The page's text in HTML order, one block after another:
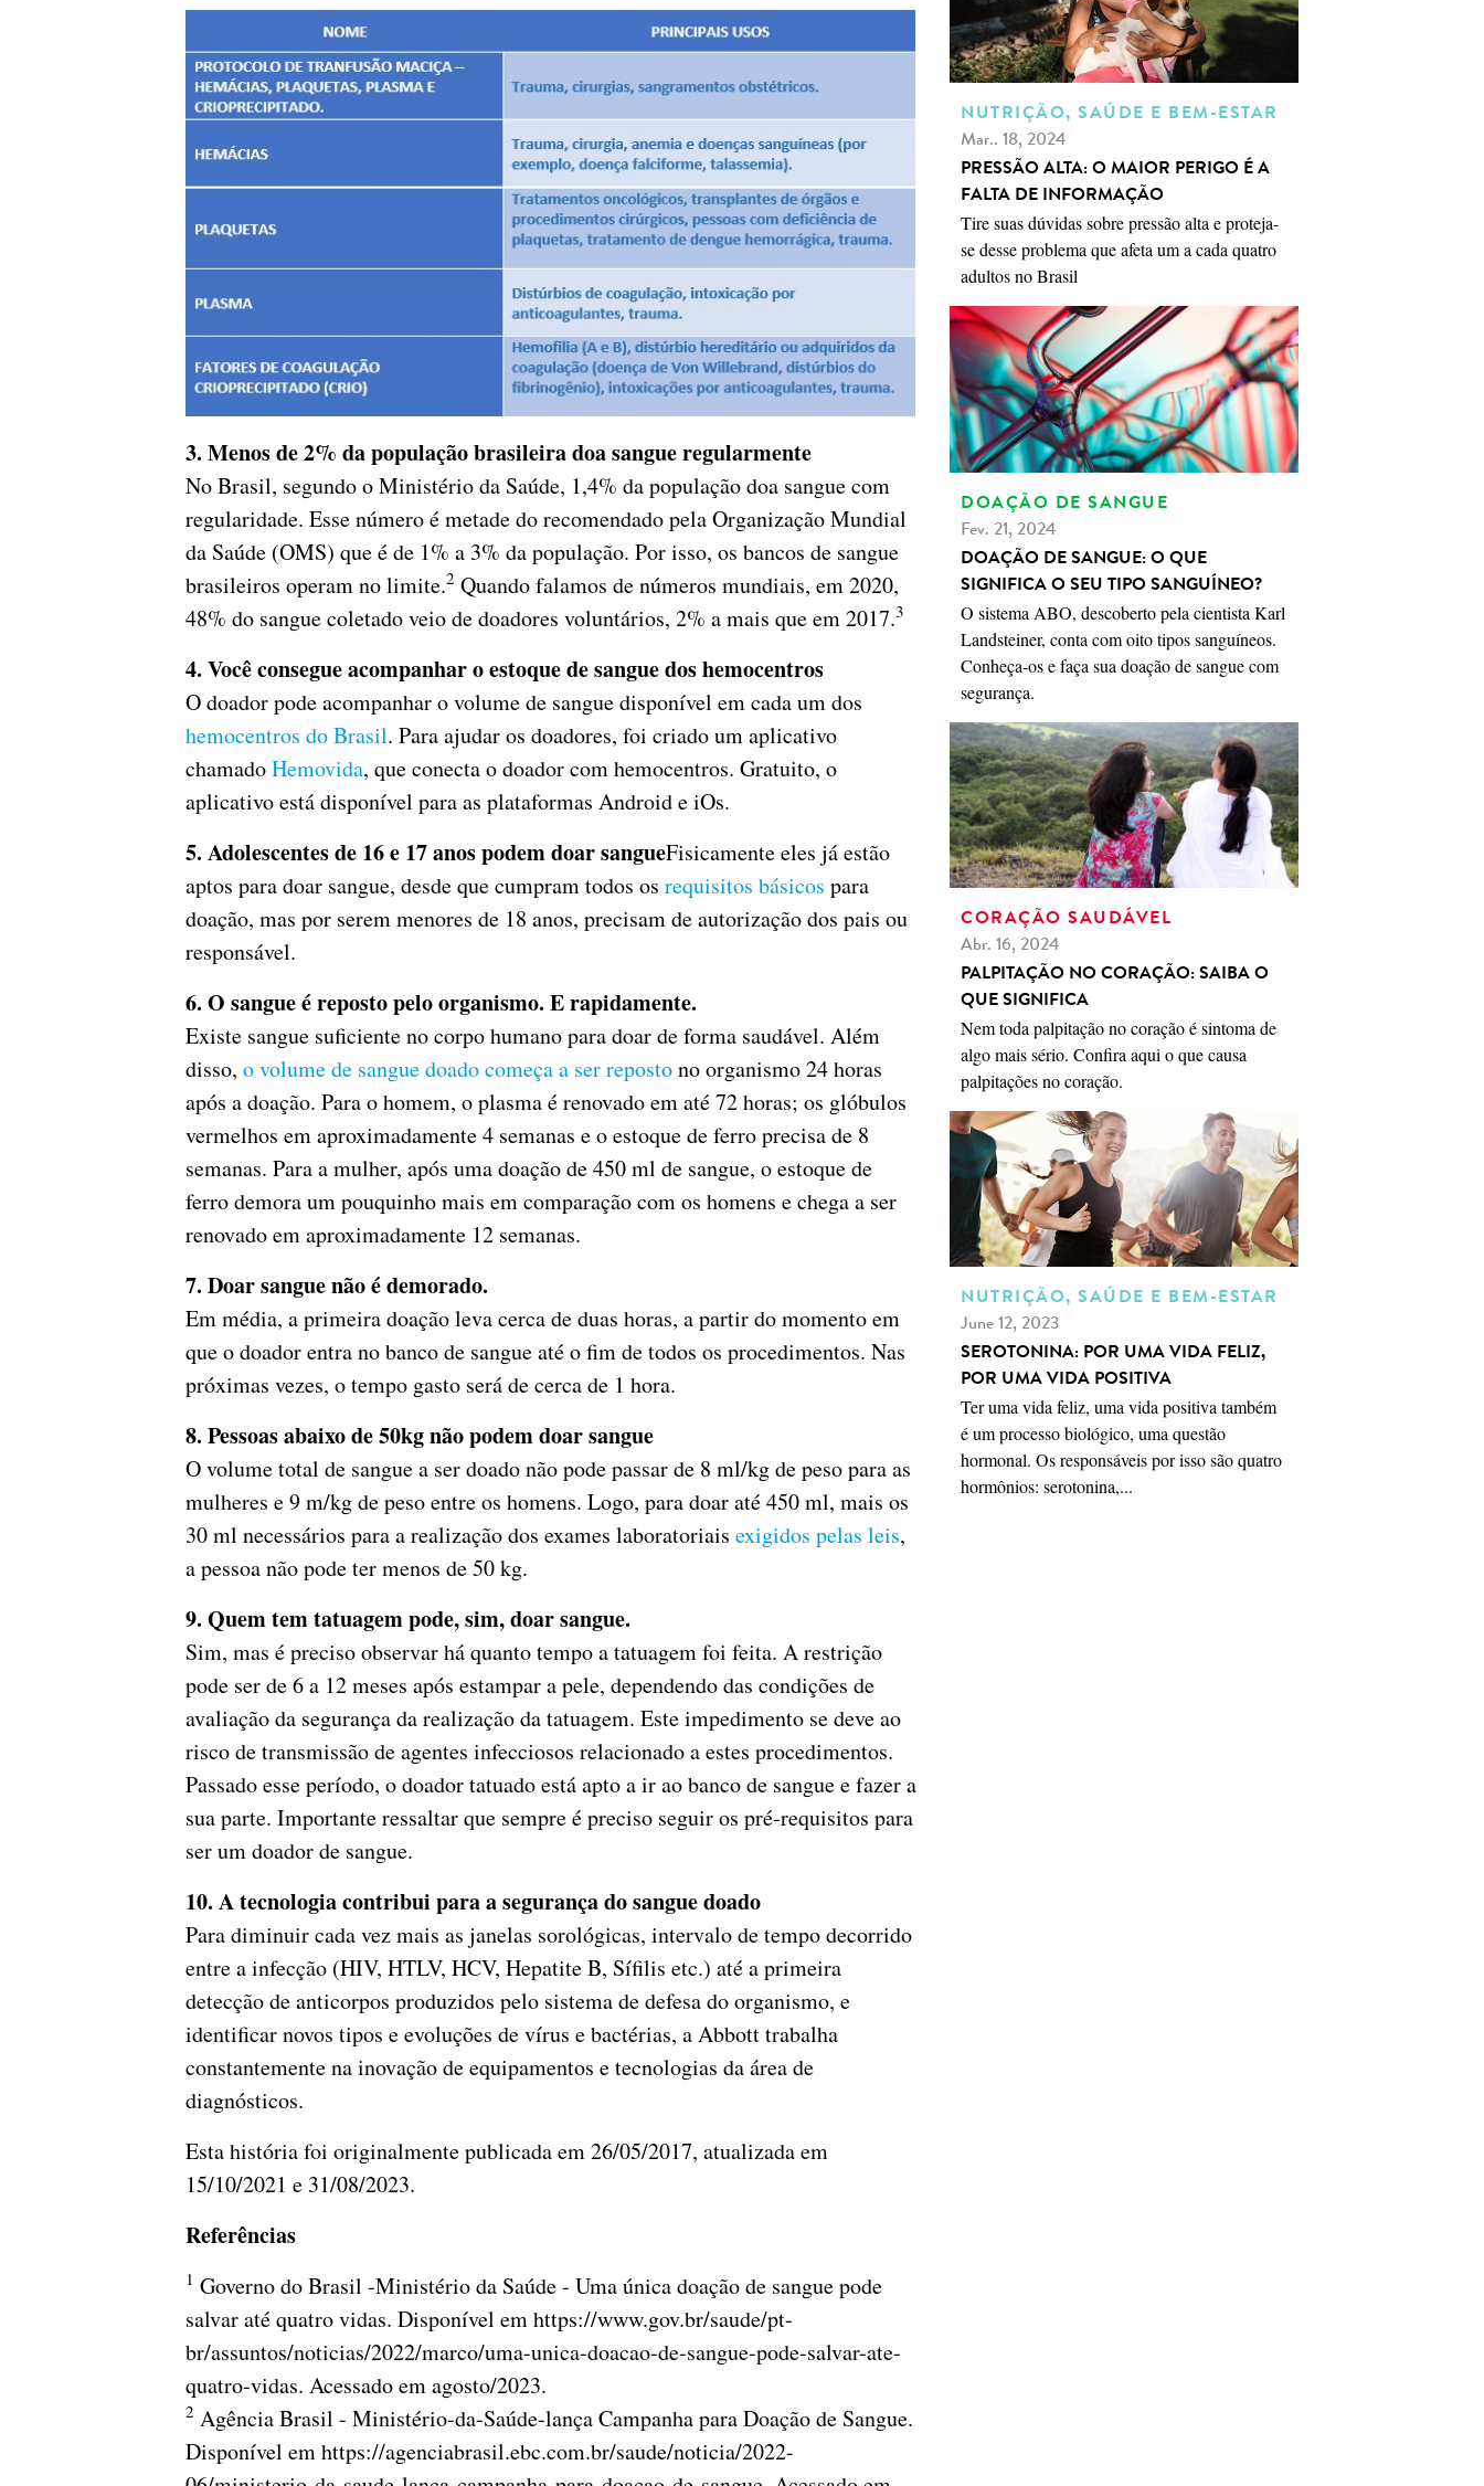
3. Menos de 2% da população brasileira doa sangue regularmente
No Brasil, segundo o Ministério da Saúde, 1,4% da população doa sangue com
regularidade. Esse número é metade do recomendado pela Organização Mundial
da Saúde (OMS) que é de 1% a 3% da população. Por isso, os bancos de sangue
brasileiros operam no limite.2 Quando falamos de números mundiais, em 2020,
48% do sangue coletado veio de doadores voluntários, 2% a mais que em 2017.3
4. Você consegue acompanhar o estoque de sangue dos hemocentros
O doador pode acompanhar o volume de sangue disponível em cada um dos
hemocentros do Brasil. Para ajudar os doadores, foi criado um aplicativo
chamadoHemovida, que conecta o doador com hemocentros. Gratuito, o
aplicativo está disponível para as plataformas Android e iOs.
5. Adolescentes de 16 e 17 anos podem doar sangueFisicamente eles já estão
aptos para doar sangue, desde que cumpram todos os requisitos básicos para
doação, mas por serem menores de 18 anos, precisam de autorização dos pais ou
responsável.
6. O sangue é reposto pelo organismo. E rapidamente.
Existe sangue suficiente no corpo humano para doar de forma saudável. Além
disso, o volume de sangue doado começa a ser repostono organismo 24 horas
após a doação. Para o homem, o plasma é renovado em até 72 horas; os glóbulos
vermelhos em aproximadamente 4 semanas e o estoque de ferro precisa de 8
semanas. Para a mulher, após uma doação de 450 ml de sangue, o estoque de
ferro demora um pouquinho mais em comparação com os homens e chega a ser
renovado em aproximadamente 12 semanas.
7. Doar sangue não é demorado.
Em média, a primeira doação leva cerca de duas horas, a partir do momento em
que o doador entra no banco de sangue até o fim de todos os procedimentos. Nas
próximas vezes, o tempo gasto será de cerca de 1 hora.
8. Pessoas abaixo de 50kg não podem doar sangue
O volume total de sangue a ser doado não pode passar de 8 ml/kg de peso para as
mulheres e 9 m/kg de peso entre os homens. Logo, para doar até 450 ml, mais os
30 ml necessários para a realização dos exames laboratoriais exigidos pelas leis,
a pessoa não pode ter menos de 50 kg.
9. Quem tem tatuagem pode, sim, doar sangue.
Sim, mas é preciso observar há quanto tempo a tatuagem foi feita. A restrição
pode ser de 6 a 12 meses após estampar a pele, dependendo das condições de
avaliação da segurança da realização da tatuagem. Este impedimento se deve ao
risco de transmissão de agentes infecciosos relacionado a estes procedimentos.
Passado esse período, o doador tatuado está apto a ir ao banco de sangue e fazer a
sua parte. Importante ressaltar que sempre é preciso seguir os pré-requisitos para
ser um doador de sangue.
10. A tecnologia contribui para a segurança do sangue doado
Para diminuir cada vez mais as janelas sorológicas, intervalo de tempo decorrido
entre a infecção (HIV, HTLV, HCV, Hepatite B, Sífilis etc.) até a primeira
detecção de anticorpos produzidos pelo sistema de defesa do organismo, e
identificar novos tipos e evoluções de vírus e bactérias, a Abbott trabalha
constantemente na inovação de equipamentos e tecnologias da área de
diagnósticos.
Esta história foi originalmente publicada em 26/05/2017, atualizada em
15/10/2021 e 31/08/2023.
Referências
1 Governo do Brasil -Ministério da Saúde - Uma única doação de sangue pode
salvar até quatro vidas. Disponível em https://www.gov.br/saude/pt-
br/assuntos/noticias/2022/marco/uma-unica-doacao-de-sangue-pode-salvar-ate-
quatro-vidas. Acessado em agosto/2023.
2 Agência Brasil - Ministério-da-Saúde-lança Campanha para Doação de Sangue.
Disponível em https://agenciabrasil.ebc.com.br/saude/noticia/2022-
NUTRIÇÃO, SAÚDE E BEM-ESTAR
Mar.. 18, 2024
PRESSÃO ALTA: O MAIOR PERIGO É A
FALTA DE INFORMAÇÃO
Tire suas dúvidas sobre pressão alta e proteja-
se desse problema que afeta um a cada quatro
adultos no Brasil
DOAÇÃO DE SANGUE
Fev. 21, 2024
DOAÇÃO DE SANGUE: O QUE
SIGNIFICA O SEU TIPO SANGUÍNEO?
O sistema ABO, descoberto pela cientista Karl
Landsteiner, conta com oito tipos sanguíneos.
Conheça-os e faça sua doação de sangue com
segurança.
CORAÇÃO SAUDÁVEL
Abr. 16, 2024
PALPITAÇÃO NO CORAÇÃO: SAIBA O
QUE SIGNIFICA
Nem toda palpitação no coração é sintoma de
algo mais sério. Confira aqui o que causa
palpitações no coração.
NUTRIÇÃO, SAÚDE E BEM-ESTAR
June 12, 2023
SEROTONINA: POR UMA VIDA FELIZ,
POR UMA VIDA POSITIVA
Ter uma vida feliz, uma vida positiva também
é um processo biológico, uma questão
hormonal. Os responsáveis por isso são quatro
hormônios: serotonina,...